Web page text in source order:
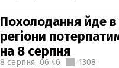
Похолодання йде в
регіони
на 8 серпня
8 серпня, 06:46 1308